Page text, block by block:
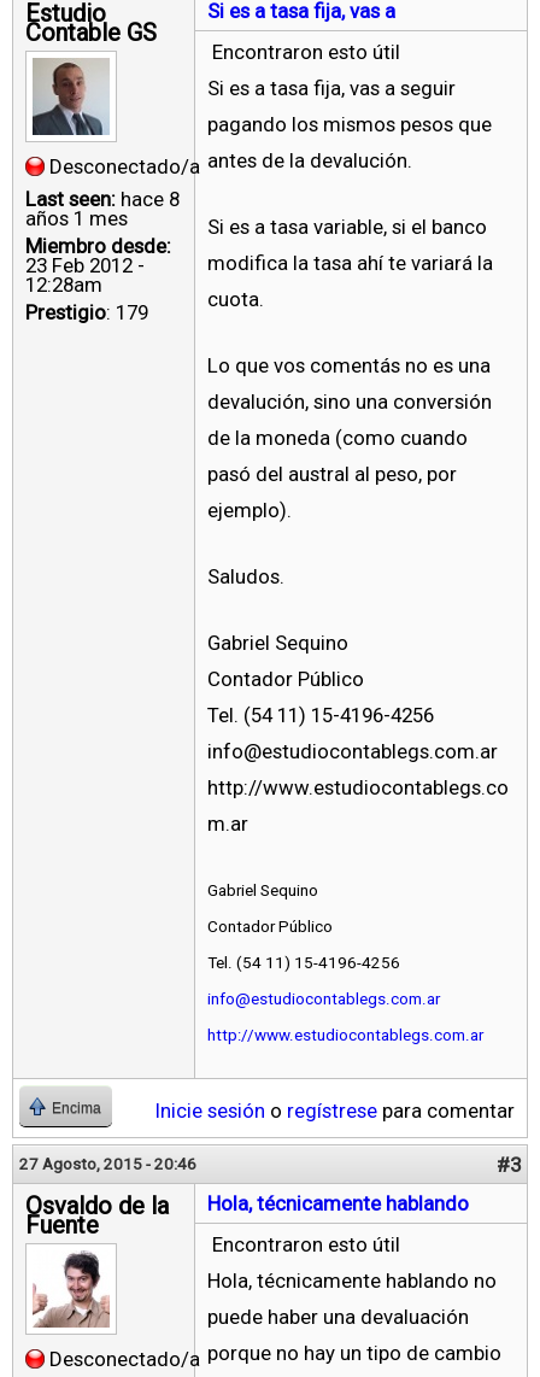
Estudio
Contable GS
Desconectado/a
Last seen: hace 8
años 1 mes
Miembro desde:
23 Feb 2012 -
12:28am
Prestigio: 179
Si es a tasa fija, vas a
Encontraron esto útil
Si es a tasa fija, vas a seguir
pagando los mismos pesos que
antes de la devalución.
Si es a tasa variable, si el banco
modifica la tasa ahí te variará la
cuota.
Lo que vos comentás no es una
devalución, sino una conversión
de la moneda (como cuando
pasó del austral al peso, por
ejemplo).
Saludos.
Gabriel Sequino
Contador Público
Tel. (54 11) 15-4196-4256
info@estudiocontablegs.com.ar
http://www.estudiocontablegs.co
m.ar
Gabriel Sequino
Contador Público
Tel. (54 11) 15-4196-4256
info@estudiocontablegs.com.ar
http://www.estudiocontablegs.com.ar
Encima Inicie sesión o regístrese para comentar
27 Agosto, 2015 - 20:46 #3
Osvaldo de la
Fuente
Desconectado/a
Hola, técnicamente hablando
Encontraron esto útil
Hola, técnicamente hablando no
puede haber una devaluación
porque no hay un tipo de cambio